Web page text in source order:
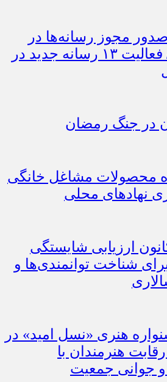
صدور مجوز رسانه‌ها در
خراسان شمالی / فعالیت ۱۳ رسانه جدید در
در جنگ رمضان
محصولات مشاغل خانگی
نهادهای محلی
ارزیابی شایستگی
شناخت توانمندی‌ها و
هنری «نسل امید» در
هنرمندان با
و جوانی جمعیت